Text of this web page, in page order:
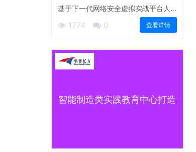
基于下一代网络安全虚拟实战平台人
才实践基地建设项目
1774 0 查看详情
智能制造类实践教育中心打造